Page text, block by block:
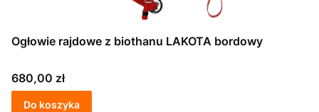
Ogłowie rajdowe z biothanu LAKOTA bordowy
Cena
680,00 zł
Do koszyka